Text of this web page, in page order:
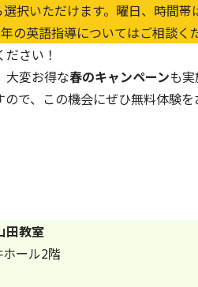
択いただけます。曜日、時間帯
英語指導についてはご相談く
さい！
大変お得な春のキャンペーンも実
で、この機会にぜひ無料体験を
田教室
ール2階